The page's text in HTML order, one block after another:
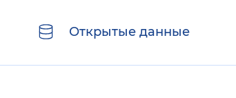
Открытые данные